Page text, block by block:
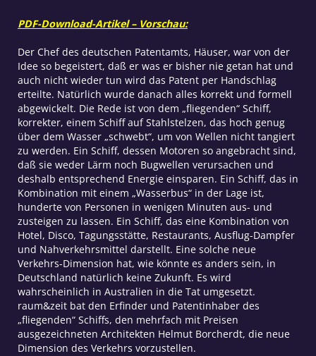
PDF-Download-Artikel – Vorschau:
Der Chef des deutschen Patentamts, Häuser, war von der
Idee so begeistert, daß er was er bisher nie getan hat und
auch nicht wieder tun wird das Patent per Handschlag
erteilte. Natürlich wurde danach alles korrekt und formell
abgewickelt. Die Rede ist von dem „fliegenden“ Schiff,
korrekter, einem Schiff auf Stahlstelzen, das hoch genug
über dem Wasser „schwebt“, um von Wellen nicht tangiert
zu werden. Ein Schiff, dessen Motoren so angebracht sind,
daß sie weder Lärm noch Bugwellen verursachen und
deshalb entsprechend Energie einsparen. Ein Schiff, das in
Kombination mit einem „Wasserbus“ in der Lage ist,
hunderte von Personen in wenigen Minuten aus- und
zusteigen zu lassen. Ein Schiff, das eine Kombination von
Hotel, Disco, Tagungsstätte, Restaurants, Ausflug-Dampfer
und Nahverkehrsmittel darstellt. Eine solche neue
Verkehrs-Dimension hat, wie könnte es anders sein, in
Deutschland natürlich keine Zukunft. Es wird
wahrscheinlich in Australien in die Tat umgesetzt.
raum&zeit bat den Erfinder und Patentinhaber des
„fliegenden“ Schiffs, den mehrfach mit Preisen
ausgezeichneten Architekten Helmut Borcherdt, die neue
Dimension des Verkehrs vorzustellen.